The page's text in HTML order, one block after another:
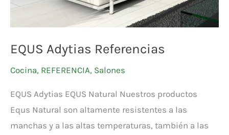
EQUS Adytias Referencias
Cocina, REFERENCIA, Salones
EQUS Adytias EQUS Natural Nuestros productos
Equs Natural son altamente resistentes a las
manchas y a las altas temperaturas, también a las